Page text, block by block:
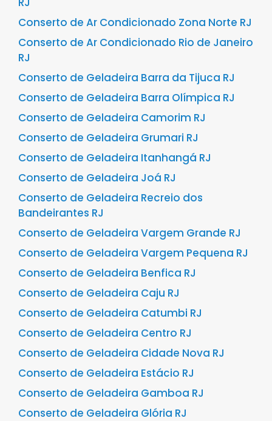
Conserto de Ar Condicionado Zona Norte RJ
Conserto de Ar Condicionado Rio de Janeiro
RJ
Conserto de Geladeira Barra da Tijuca RJ
Conserto de Geladeira Barra Olímpica RJ
Conserto de Geladeira Camorim RJ
Conserto de Geladeira Grumari RJ
Conserto de Geladeira Itanhangá RJ
Conserto de Geladeira Joá RJ
Conserto de Geladeira Recreio dos
Bandeirantes RJ
Conserto de Geladeira Vargem Grande RJ
Conserto de Geladeira Vargem Pequena RJ
Conserto de Geladeira Benfica RJ
Conserto de Geladeira Caju RJ
Conserto de Geladeira Catumbi RJ
Conserto de Geladeira Centro RJ
Conserto de Geladeira Cidade Nova RJ
Conserto de Geladeira Estácio RJ
Conserto de Geladeira Gamboa RJ
Conserto de Geladeira Glória RJ